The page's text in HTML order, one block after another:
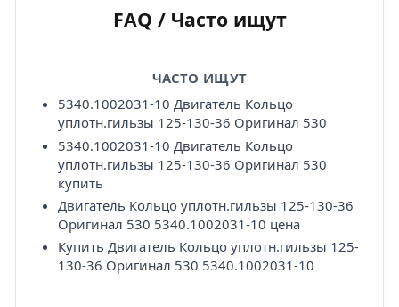
FAQ / Часто ищут
ЧАСТО ИЩУТ
5340.1002031-10 Двигатель Кольцо
уплотн.гильзы 125-130-36 Оригинал 530
5340.1002031-10 Двигатель Кольцо
уплотн.гильзы 125-130-36 Оригинал 530
купить
Двигатель Кольцо уплотн.гильзы 125-130-36
Оригинал 530 5340.1002031-10 цена
Купить Двигатель Кольцо уплотн.гильзы 125-
130-36 Оригинал 530 5340.1002031-10